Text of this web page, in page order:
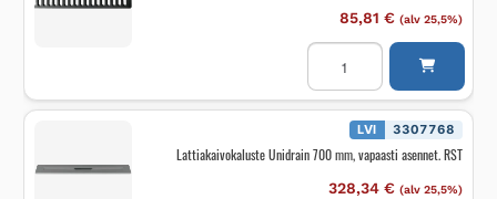
85,81 € (alv 25,5%)
Ritilä
Unidrain
1000mm
Column
RST
harjattu
määrä
LVI 3307768
Lattiakaivokaluste Unidrain 700 mm, vapaasti asennet. RST
328,34 € (alv 25,5%)